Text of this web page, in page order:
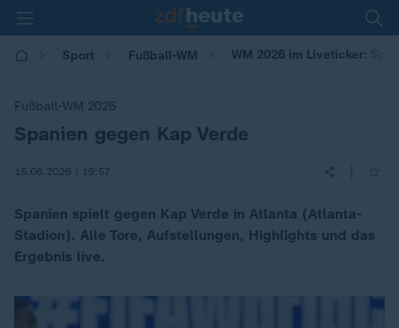
Sport Fußball-WM WM 2026 im Liveticker:
Fußball-WM 2026
:
Spanien gegen Kap Verde
15.06.2026 | 19:57
Spanien spielt gegen Kap Verde in Atlanta (Atlanta-
Stadion). Alle Tore, Aufstellungen, Highlights und das
Ergebnis live.